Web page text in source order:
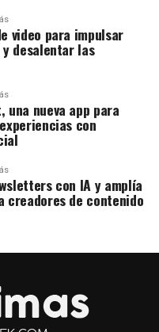
video para impulsar
desalentar las
una nueva app para
con
con IA y amplía
creadores de contenido